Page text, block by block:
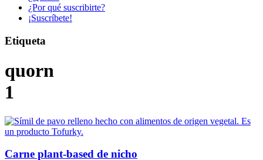
¿Por qué suscribirte?
¡Suscríbete!
Etiqueta
quorn
1
Carne plant-based de nicho